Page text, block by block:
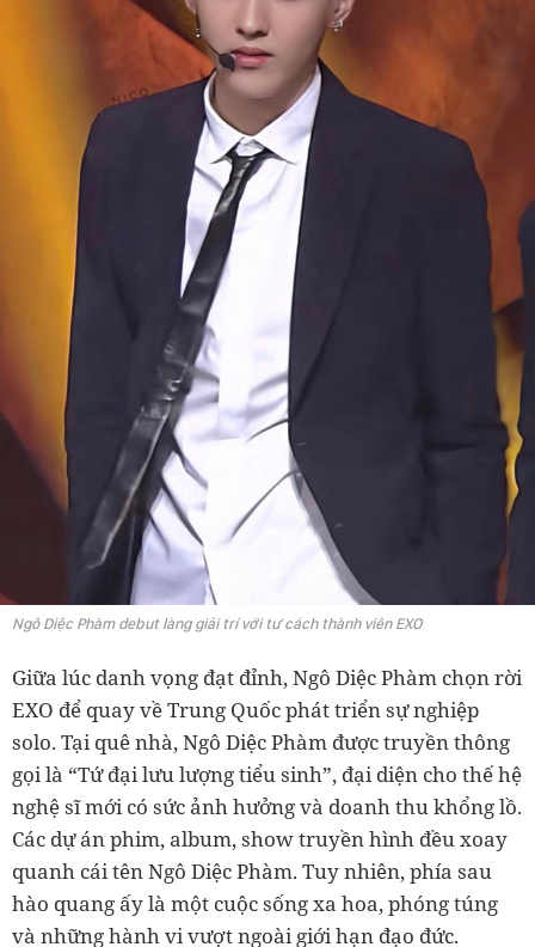
Ngô Diệc Phàm debut làng giải trí với tư cách thành viên EXO
Giữa lúc danh vọng đạt đỉnh, Ngô Diệc Phàm chọn rời
EXO để quay về Trung Quốc phát triển sự nghiệp
solo. Tại quê nhà, Ngô Diệc Phàm được truyền thông
gọi là “Tứ đại lưu lượng tiểu sinh”, đại diện cho thế hệ
nghệ sĩ mới có sức ảnh hưởng và doanh thu khổng lồ.
Các dự án phim, album, show truyền hình đều xoay
quanh cái tên Ngô Diệc Phàm. Tuy nhiên, phía sau
hào quang ấy là một cuộc sống xa hoa, phóng túng
và những hành vi vượt ngoài giới hạn đạo đức.